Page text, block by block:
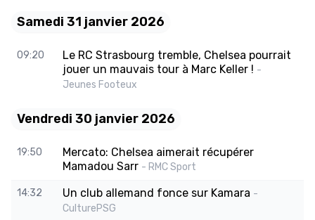
Samedi 31 janvier 2026
09:20
Le RC Strasbourg tremble, Chelsea pourrait
jouer un mauvais tour à Marc Keller ! -
Jeunes Footeux
Vendredi 30 janvier 2026
19:50
Mercato: Chelsea aimerait récupérer
Mamadou Sarr - RMC Sport
14:32 Un club allemand fonce sur Kamara -
CulturePSG